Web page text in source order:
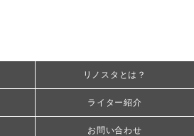
リノスタとは？
ライター紹介
お問い合わせ